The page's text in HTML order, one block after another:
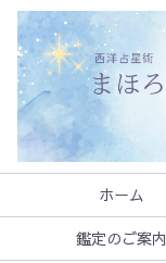
ホーム
鑑定のご案内